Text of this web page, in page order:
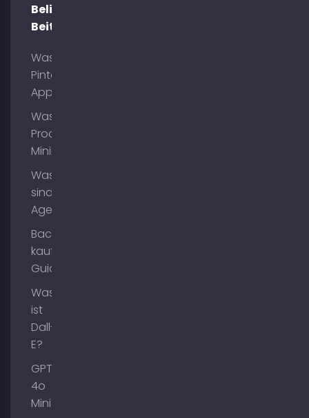
Beliebte
Beiträge
Was ist
Pinterest
App?
Was ist
Process
Mining?
Was
sind AI
Agents?
Backlinks
kaufen
Guide
Was
ist
Dall-
E?
GPT-
4o
Mini